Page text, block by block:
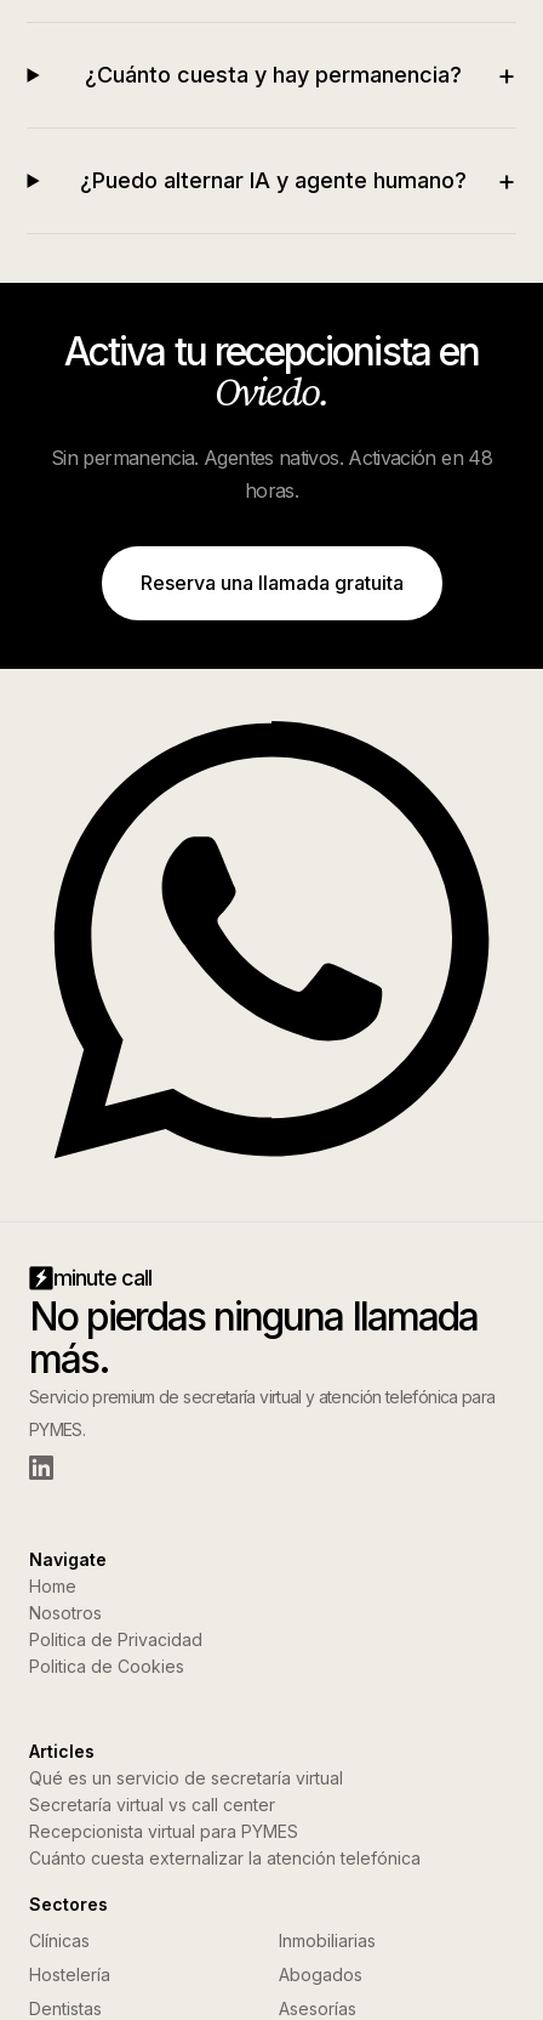
¿Cuánto cuesta y hay permanencia? +
¿Puedo alternar IA y agente humano? +
Activa tu recepcionista en
Oviedo.
Sin permanencia. Agentes nativos. Activación en 48
horas.
Reserva una llamada gratuita
minute call
No pierdas ninguna llamada
más.
Servicio premium de secretaría virtual y atención telefónica para
PYMES.
Navigate
Home
Nosotros
Politica de Privacidad
Politica de Cookies
Articles
Qué es un servicio de secretaría virtual
Secretaría virtual vs call center
Recepcionista virtual para PYMES
Cuánto cuesta externalizar la atención telefónica
Sectores
Clínicas
Inmobiliarias
Hostelería
Abogados
Dentistas
Asesorías